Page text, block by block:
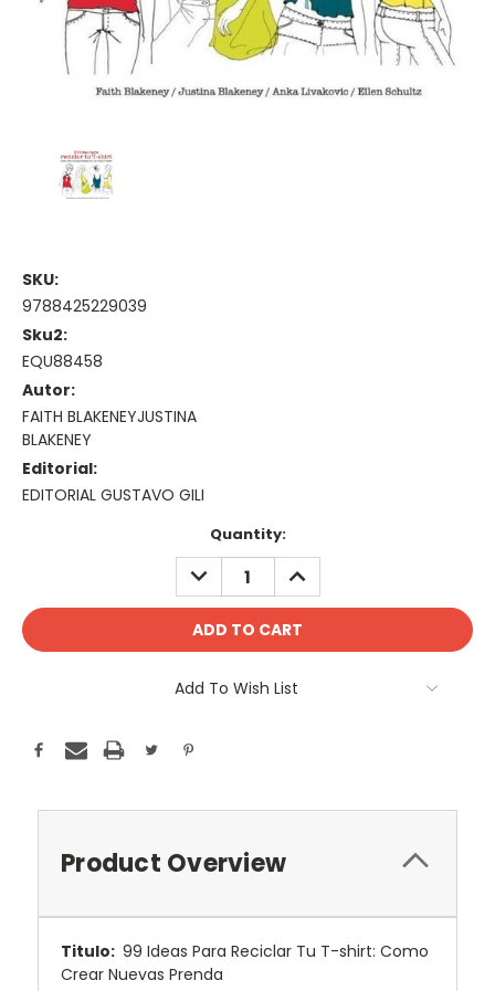
SKU:
9788425229039
Sku2:
EQU88458
Autor:
FAITH BLAKENEYJUSTINA
BLAKENEY
Editorial:
EDITORIAL GUSTAVO GILI
Quantity:
DECREASE
QUANTITY:
INCREASE
QUANTITY:
Add To Wish List
Product Overview
Titulo: 99 Ideas Para Reciclar Tu T-shirt: Como
Crear Nuevas Prenda